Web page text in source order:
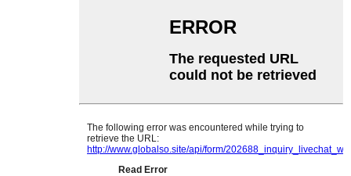
Swahili
Tajik
Telugu
Ukrainian
Urdu